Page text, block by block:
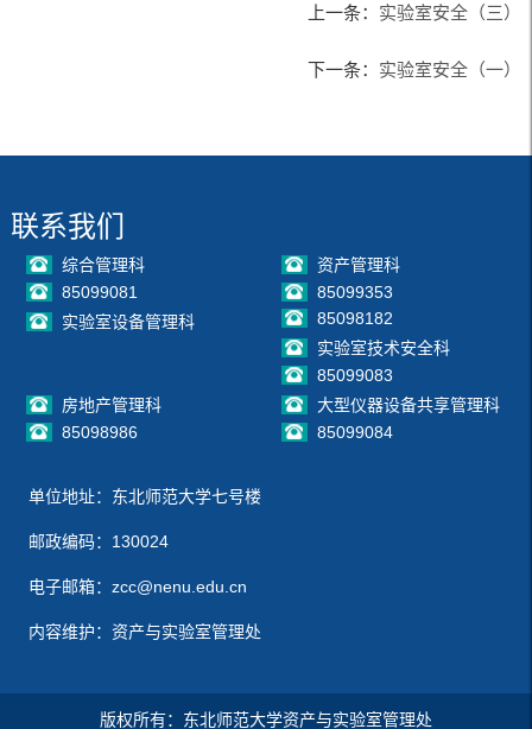
上一条： 实验室安全（三）
下一条： 实验室安全（一）
联系我们
综合管理科
85099081
资产管理科
85099353
实验室设备管理科
85098182
实验室技术安全科
85099083
房地产管理科
85098986
大型仪器设备共享管理科
85099084
单位地址：东北师范大学七号楼
邮政编码：130024
电子邮箱：zcc@nenu.edu.cn
内容维护：资产与实验室管理处
版权所有：东北师范大学资产与实验室管理处